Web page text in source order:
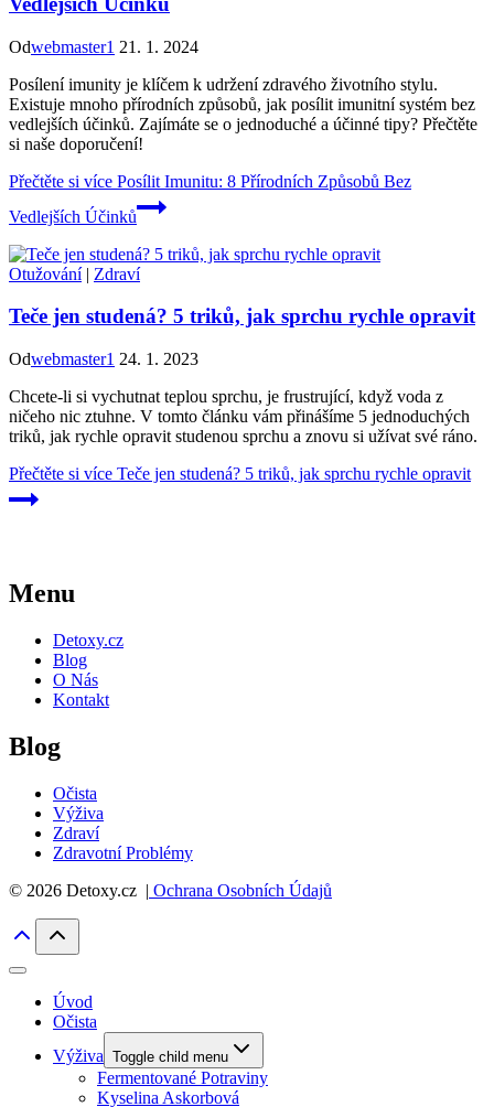
Odwebmaster1 21. 1. 2024
Posílení imunity je klíčem k udržení zdravého životního stylu.
Existuje mnoho přírodních způsobů, jak posílit imunitní systém bez
vedlejších účinků. Zajímáte se o jednoduché a účinné tipy? Přečtěte
si naše doporučení!
Přečtěte si více Posílit Imunitu: 8 Přírodních Způsobů Bez
Vedlejších Účinků
Otužování| Zdraví
Teče jen studená? 5 triků, jak sprchu rychle opravit
Odwebmaster1 24. 1. 2023
Chcete-li si vychutnat teplou sprchu, je frustrující, když voda z
ničeho nic ztuhne. V tomto článku vám přinášíme 5 jednoduchých
triků, jak rychle opravit studenou sprchu a znovu si užívat své ráno.
Přečtěte si více Teče jen studená? 5 triků, jak sprchu rychle opravit
Menu
Detoxy.cz
Blog
O Nás
Kontakt
Blog
Očista
Výživa
Zdraví
Zdravotní Problémy
© 2026 Detoxy.cz | Ochrana Osobních Údajů
Úvod
Očista
Výživa Toggle child menu
Fermentované Potraviny
Kyselina Askorbová